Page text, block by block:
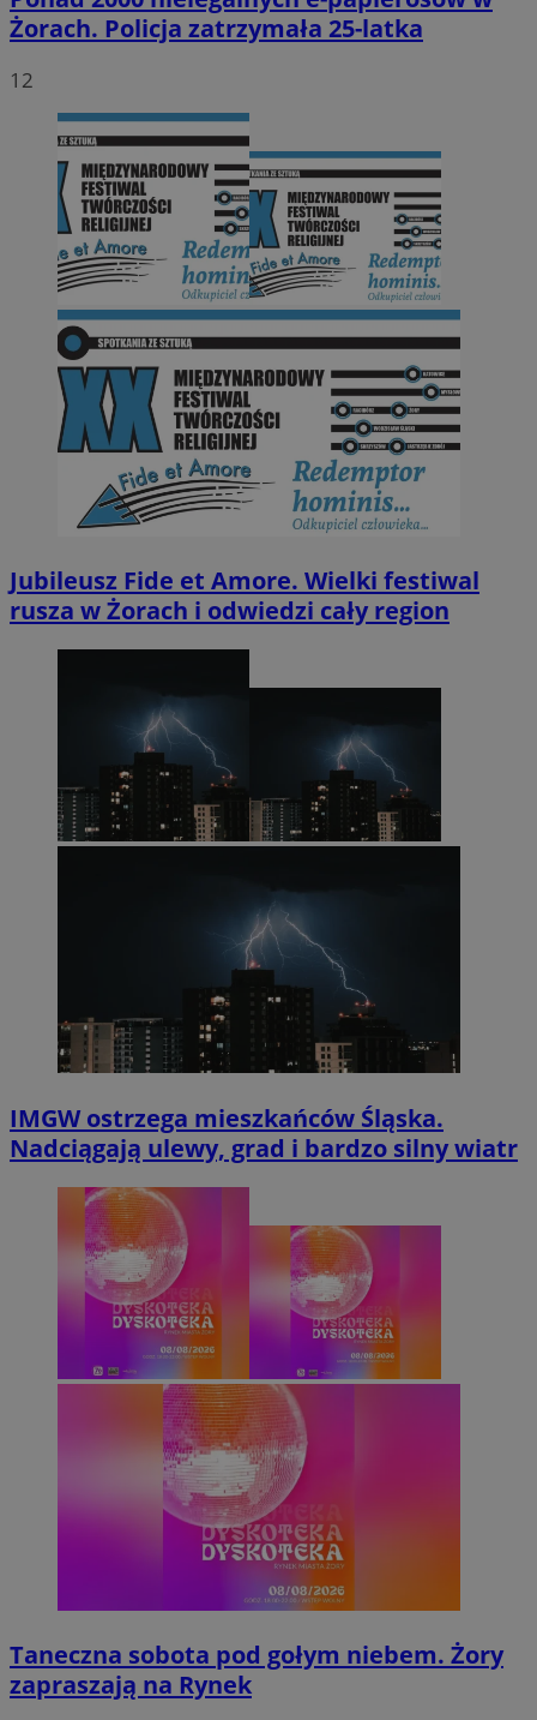
Żorach. Policja zatrzymała 25-latka
12
Jubileusz Fide et Amore. Wielki festiwal
rusza w Żorach i odwiedzi cały region
IMGW ostrzega mieszkańców Śląska.
Nadciągają ulewy, grad i bardzo silny wiatr
Taneczna sobota pod gołym niebem. Żory
zapraszają na Rynek